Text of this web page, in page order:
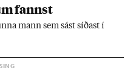
fannst
mann sem sást síð­ast í